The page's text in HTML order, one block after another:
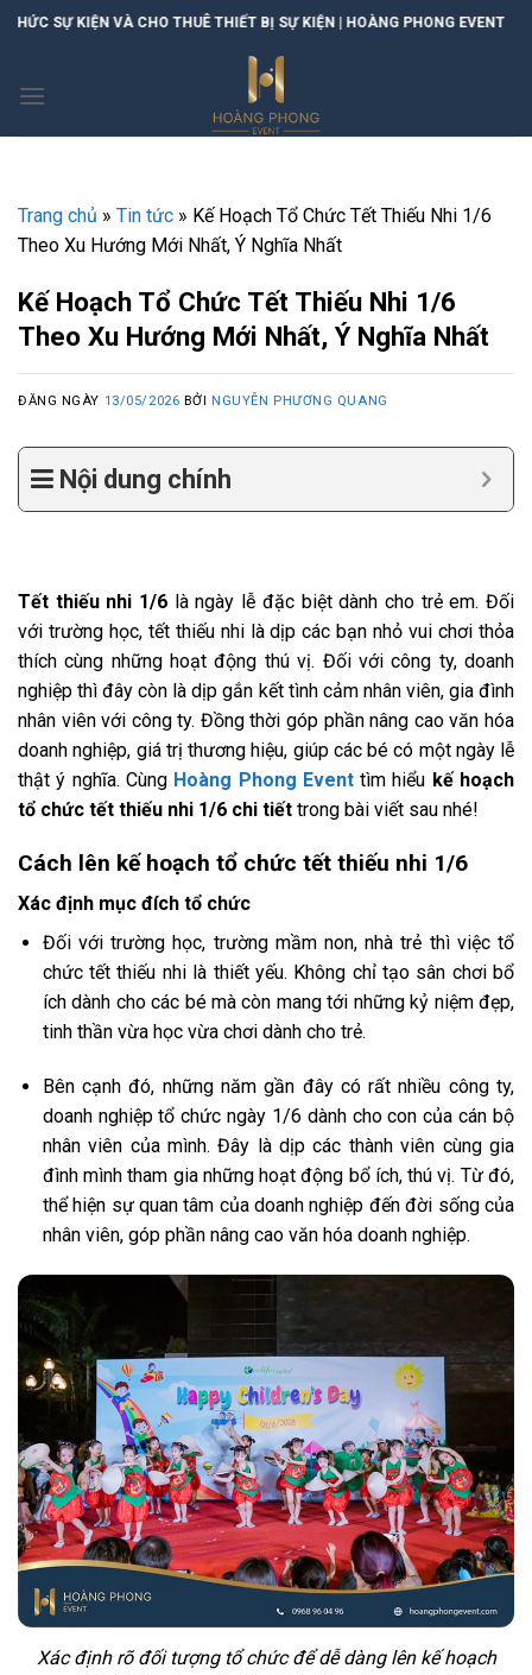
Skip THIẾT BỊ SỰ KIỆN | HOÀNG PHONG EVENT
Trang chủ » Tin tức » Kế Hoạch Tổ Chức Tết Thiếu Nhi 1/6
Theo Xu Hướng Mới Nhất, Ý Nghĩa Nhất
Kế Hoạch Tổ Chức Tết Thiếu Nhi 1/6
Theo Xu Hướng Mới Nhất, Ý Nghĩa Nhất
ĐĂNG NGÀY 13/05/2026 BỞI NGUYỄN PHƯƠNG QUANG
Nội dung chính
Tết thiếu nhi 1/6 là ngày lễ đặc biệt dành cho trẻ em. Đối
với trường học, tết thiếu nhi là dịp các bạn nhỏ vui chơi thỏa
thích cùng những hoạt động thú vị. Đối với công ty, doanh
nghiệp thì đây còn là dịp gắn kết tình cảm nhân viên, gia đình
nhân viên với công ty. Đồng thời góp phần nâng cao văn hóa
doanh nghiệp, giá trị thương hiệu, giúp các bé có một ngày lễ
thật ý nghĩa. Cùng Hoàng Phong Eventtìm hiểu kế hoạch
tổ chức tết thiếu nhi 1/6 chi tiết trong bài viết sau nhé!
Cách lên kế hoạch tổ chức tết thiếu nhi 1/6
Xác định mục đích tổ chức
Đối với trường học, trường mầm non, nhà trẻ thì việc tổ
chức tết thiếu nhi là thiết yếu. Không chỉ tạo sân chơi bổ
ích dành cho các bé mà còn mang tới những kỷ niệm đẹp,
tinh thần vừa học vừa chơi dành cho trẻ.
Bên cạnh đó, những năm gần đây có rất nhiều công ty,
doanh nghiệp tổ chức ngày 1/6 dành cho con của cán bộ
nhân viên của mình. Đây là dịp các thành viên cùng gia
đình mình tham gia những hoạt động bổ ích, thú vị. Từ đó,
thể hiện sự quan tâm của doanh nghiệp đến đời sống của
nhân viên, góp phần nâng cao văn hóa doanh nghiệp.
Xác định rõ đối tượng tổ chức để dễ dàng lên kế hoạch